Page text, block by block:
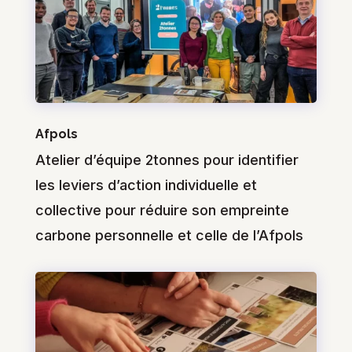
Afpols
Atelier d’équipe 2tonnes pour identifier
les leviers d’action individuelle et
collective pour réduire son empreinte
carbone personnelle et celle de l’Afpols